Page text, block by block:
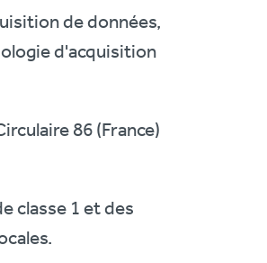
de données,
d'acquisition
86 (France)
classe 1 et des